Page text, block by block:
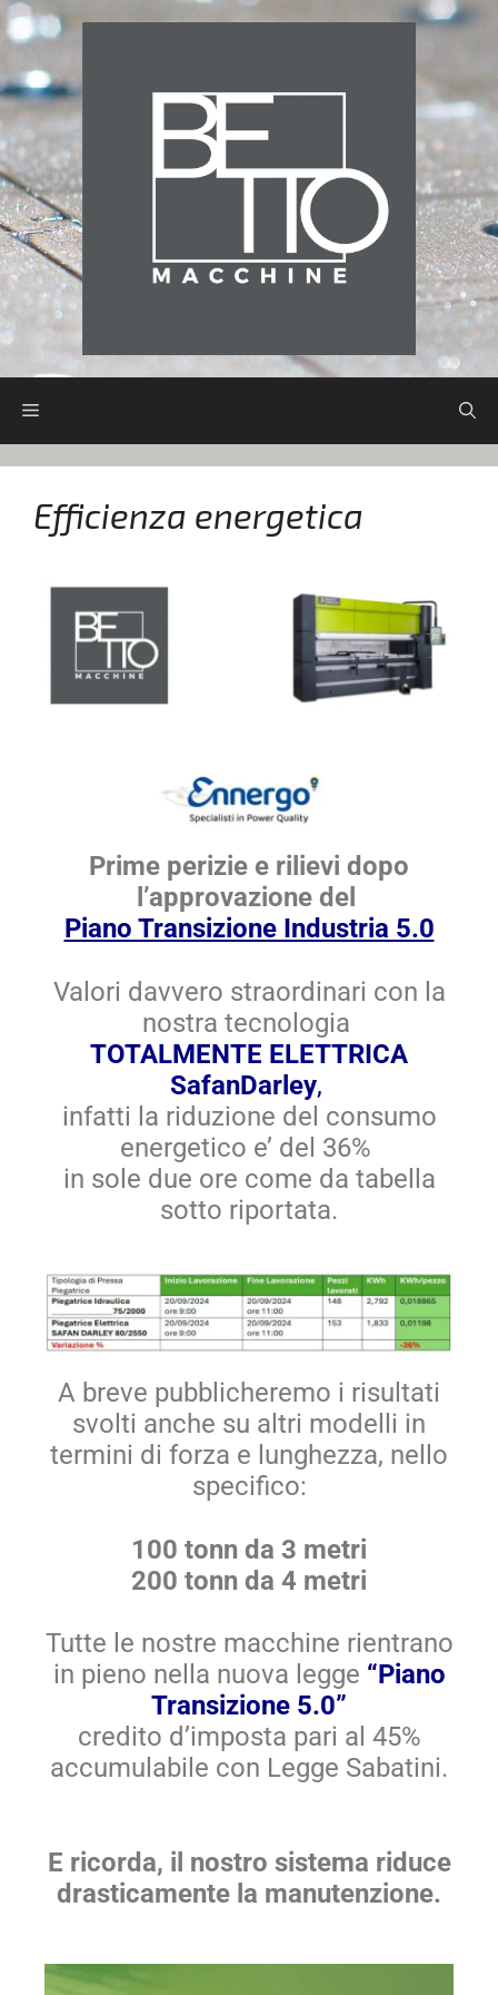
Efficienza energetica
Prime perizie e rilievi dopo
l’approvazione del
Piano Transizione Industria 5.0
Valori davvero straordinari con la
nostra tecnologia
TOTALMENTE ELETTRICA
SafanDarley,
infatti la riduzione del consumo
energetico e’ del 36%
in sole due ore come da tabella
sotto riportata.
A breve pubblicheremo i risultati
svolti anche su altri modelli in
termini di forza e lunghezza, nello
specifico:
100 tonn da 3 metri
200 tonn da 4 metri
Tutte le nostre macchine rientrano
in pieno nella nuova legge “Piano
Transizione 5.0”
credito d’imposta pari al 45%
accumulabile con Legge Sabatini.
E ricorda, il nostro sistema riduce
drasticamente la manutenzione.